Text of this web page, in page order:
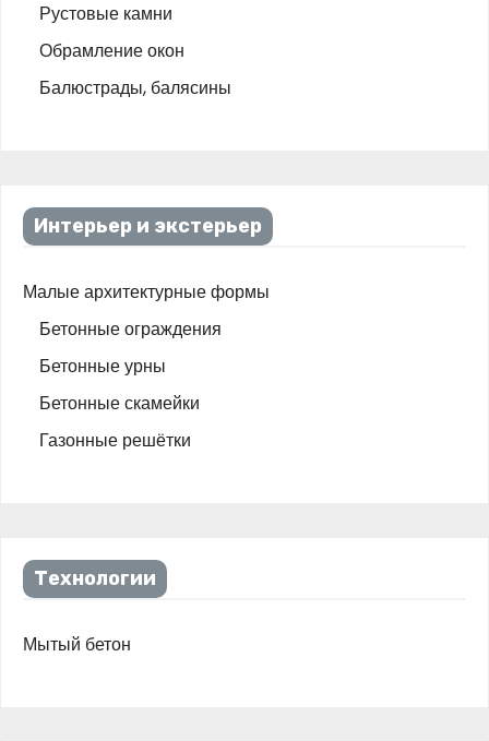
Рустовые камни
Обрамление окон
Балюстрады, балясины
Интерьер и экстерьер
Малые архитектурные формы
Бетонные ограждения
Бетонные урны
Бетонные скамейки
Газонные решётки
Технологии
Мытый бетон